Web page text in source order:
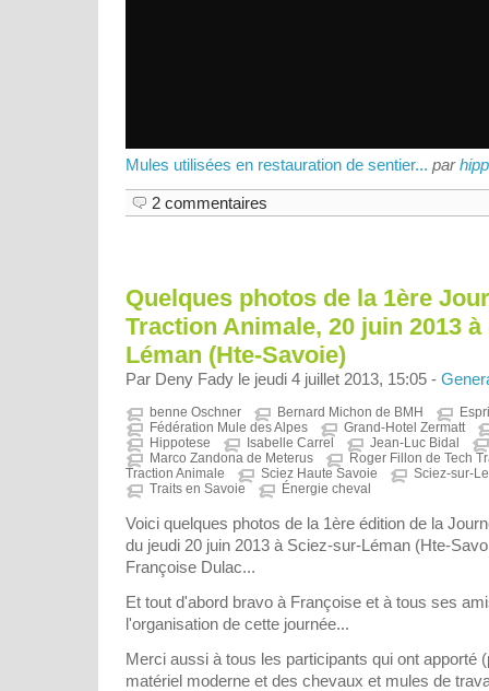
Mules utilisées en restauration de sentier... par
2 commentaires
Quelques photos de la 1ère
Traction Animale, 20 juin 2013
Léman (Hte-Savoie)
Par Deny Fady le jeudi 4 juillet 2013, 15:05 -
benne Oschner Bernard Michon de BMH
Fédération Mule des Alpes
Grand-Hotel Zermatt
Hippotese
Isabelle Carrel
Jean-Luc Bidal
Marco Zandona de Meterus
Roger Fillon de Tech
Traction Animale
Sciez Haute Savoie
Sciez-sur-
Traits en Savoie
Énergie cheval
Voici quelques photos de la 1ère édition de la
du jeudi 20 juin 2013 à Sciez-sur-Léman (Hte-
Françoise Dulac...
Et tout d'abord bravo à Françoise et à tous ses
l'organisation de cette journée...
Merci aussi à tous les participants qui ont apporté
matériel moderne et des chevaux et mules de